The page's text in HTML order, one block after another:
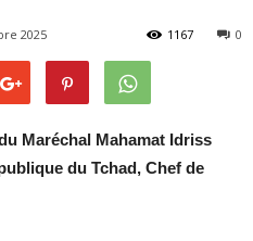
2025 0
1167
Maréchal Mahamat Idriss
du Tchad, Chef de